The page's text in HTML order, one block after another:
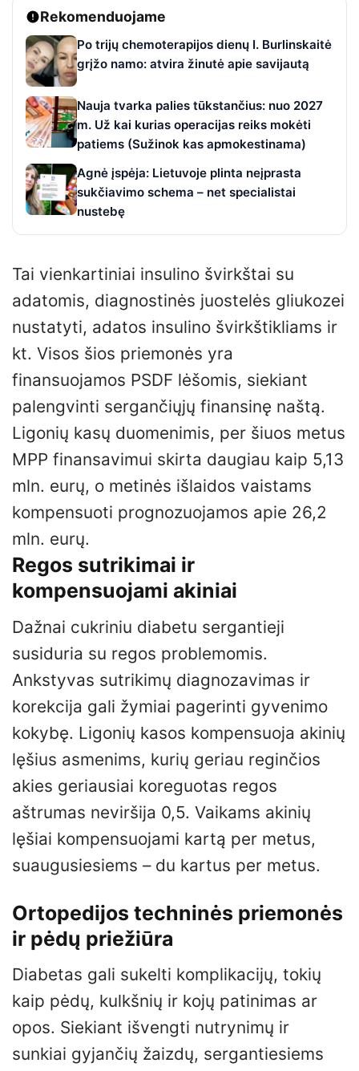
Rekomenduojame
Po trijų chemoterapijos dienų I. Burlinskaitė
grįžo namo: atvira žinutė apie savijautą
Nauja tvarka palies tūkstančius: nuo 2027
m. Už kai kurias operacijas reiks mokėti
patiems (Sužinok kas apmokestinama)
Agnė įspėja: Lietuvoje plinta neįprasta
sukčiavimo schema – net specialistai
nustebę
Tai vienkartiniai insulino švirkštai su
adatomis, diagnostinės juostelės gliukozei
nustatyti, adatos insulino švirkštikliams ir
kt. Visos šios priemonės yra
finansuojamos PSDF lėšomis, siekiant
palengvinti sergančiųjų finansinę naštą.
Ligonių kasų duomenimis, per šiuos metus
MPP finansavimui skirta daugiau kaip 5,13
mln. eurų, o metinės išlaidos vaistams
kompensuoti prognozuojamos apie 26,2
mln. eurų.
Regos sutrikimai ir
kompensuojami akiniai
Dažnai cukriniu diabetu sergantieji
susiduria su regos problemomis.
Ankstyvas sutrikimų diagnozavimas ir
korekcija gali žymiai pagerinti gyvenimo
kokybę. Ligonių kasos kompensuoja akinių
lęšius asmenims, kurių geriau reginčios
akies geriausiai koreguotas regos
aštrumas neviršija 0,5. Vaikams akinių
lęšiai kompensuojami kartą per metus,
suaugusiesiems – du kartus per metus.
Ortopedijos techninės priemonės
ir pėdų priežiūra
Diabetas gali sukelti komplikacijų, tokių
kaip pėdų, kulkšnių ir kojų patinimas ar
opos. Siekiant išvengti nutrynimų ir
sunkiai gyjančių žaizdų, sergantiesiems